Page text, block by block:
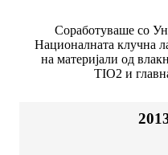
Соработуваше со
Националната клучна
на материјали од
TIO2 и